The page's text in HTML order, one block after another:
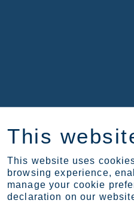
This
This website uses
browsing experience,
manage your cookie
declaration on our